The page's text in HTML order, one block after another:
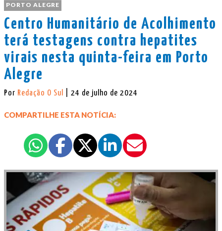
PORTO ALEGRE
Centro Humanitário de Acolhimento
terá testagens contra hepatites
virais nesta quinta-feira em Porto
Alegre
Por Redação O Sul | 24 de julho de 2024
COMPARTILHE ESTA NOTÍCIA: